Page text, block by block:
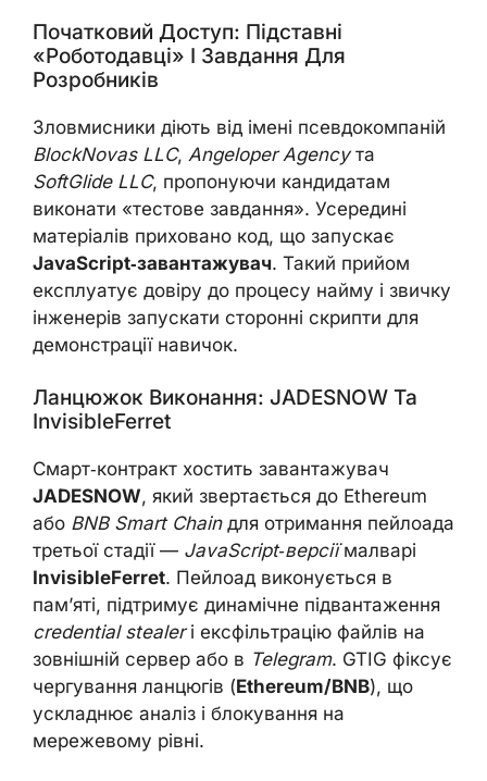
Початковий Доступ: Підставні
«роботодавці» І Завдання Для
Розробників
Зловмисники діють від імені псевдокомпаній
BlockNovas LLC, Angeloper Agencyта
SoftGlide LLC, пропонуючи кандидатам
виконати «тестове завдання». Усередині
матеріалів приховано код, що запускає
JavaScript‑завантажувач. Такий прийом
експлуатує довіру до процесу найму і звичку
інженерів запускати сторонні скрипти для
демонстрації навичок.
Ланцюжок Виконання: JADESNOW Та
InvisibleFerret
Смарт‑контракт хостить завантажувач
JADESNOW, який звертається до Ethereum
або BNB Smart Chainдля отримання пейлоада
третьої стадії — JavaScript‑версіїмалварі
InvisibleFerret. Пейлоад виконується в
пам’яті, підтримує динамічне підвантаження
credential stealerі ексфільтрацію файлів на
зовнішній сервер або в Telegram. GTIG фіксує
чергування ланцюгів (Ethereum/BNB), що
ускладнює аналіз і блокування на
мережевому рівні.